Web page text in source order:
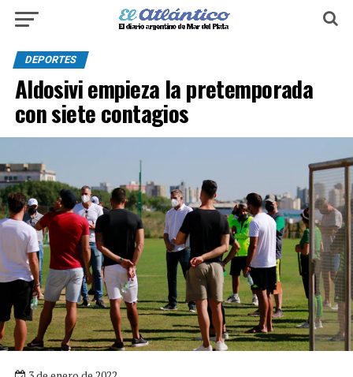
DEPORTES
Aldosivi empieza la pretemporada
con siete contagios